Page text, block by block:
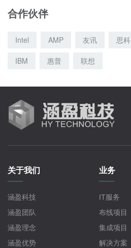
合作伙伴
Intel AMP 友讯 思科
IBM 惠普 联想
关于我们
涵盈科技
涵盈团队
涵盈理念
涵盈优势
业务
IT服务
布线项目
集成项目
解决方案